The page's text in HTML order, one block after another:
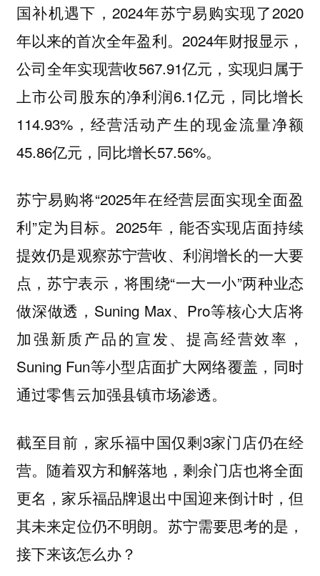
国补机遇下，2024年苏宁易购实现了2020
年以来的首次全年盈利。2024年财报显示，
公司全年实现营收567.91亿元，实现归属于
上市公司股东的净利润6.1亿元，同比增长
114.93%，经营活动产生的现金流量净额
45.86亿元，同比增长57.56%。
苏宁易购将“2025年在经营层面实现全面盈
利”定为目标。2025年，能否实现店面持续
提效仍是观察苏宁营收、利润增长的一大要
点，苏宁表示，将围绕“一大一小”两种业态
做深做透，Suning Max、Pro等核心大店将
加强新质产品的宣发、提高经营效率，
Suning Fun等小型店面扩大网络覆盖，同时
通过零售云加强县镇市场渗透。
截至目前，家乐福中国仅剩3家门店仍在经
营。随着双方和解落地，剩余门店也将全面
更名，家乐福品牌退出中国迎来倒计时，但
其未来定位仍不明朗。苏宁需要思考的是，
接下来该怎么办？